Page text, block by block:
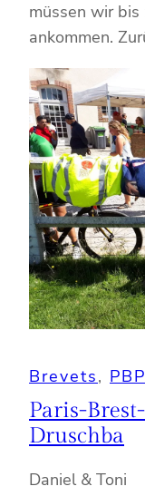
müssen wir
ankommen.
Brevets, PBP
Paris-
Druschba
Daniel & Toni